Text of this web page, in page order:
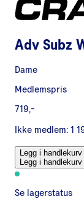
Adv Subz
Dame
Medlemspris
719,-
Ikke medlem: 1
Legg i handlekurv
Legg i handlekurv
Se lagerstatus